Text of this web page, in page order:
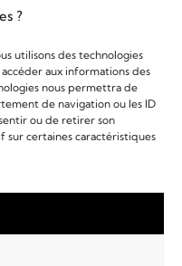
?
utilisons des technologies
aux informations des
nous permettra de
de navigation ou les ID
ou de retirer son
certaines caractéristiques